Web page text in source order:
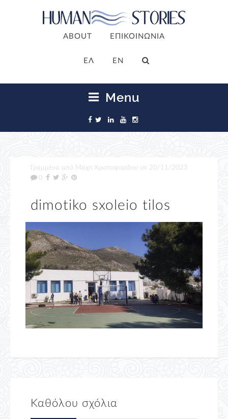
ABOUT ΕΠΙΚΟΙΝΩΝΙΑ
ΕΛ EN
Menu
Γραμμένα από Μάχη Χριστοφορίδου on 20/11/2023
0
dimotiko sxoleio tilos
Καθόλου σχόλια